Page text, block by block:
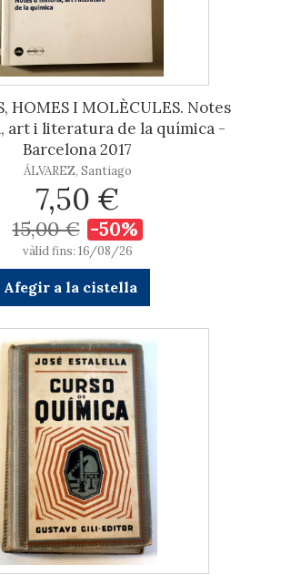
HOMES I MOLÈCULES. Notes
art i literatura de la química -
Barcelona 2017
ÁLVAREZ, Santiago
7,50 €
15,00 € -50%
vàlid fins: 16/08/26
Afegir a la cistella